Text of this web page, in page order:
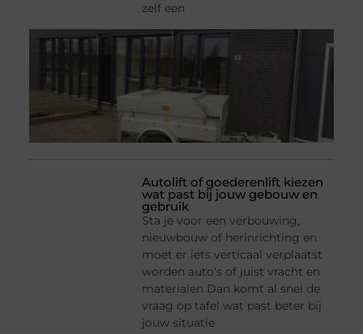
zelf een
Autolift of goederenlift kiezen
wat past bij jouw gebouw en
gebruik
Sta je voor een verbouwing,
nieuwbouw of herinrichting en
moet er iets verticaal verplaatst
worden auto’s of juist vracht en
materialen Dan komt al snel de
vraag op tafel wat past beter bij
jouw situatie